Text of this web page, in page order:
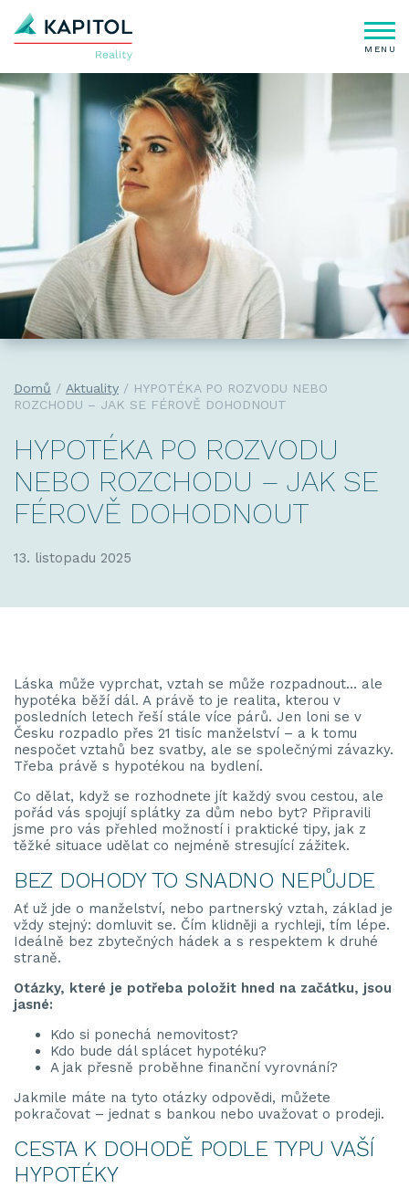
MENU
Domů Aktuality
HYPOTÉKA PO ROZVODU NEBO
ROZCHODU – JAK SE FÉROVĚ DOHODNOUT
HYPOTÉKA PO ROZVODU
NEBO ROZCHODU – JAK SE
FÉROVĚ DOHODNOUT
13. listopadu 2025
Láska může vyprchat, vztah se může rozpadnout… ale
hypotéka běží dál. A právě to je realita, kterou v
posledních letech řeší stále více párů. Jen loni se v
Česku rozpadlo přes 21 tisíc manželství – a k tomu
nespočet vztahů bez svatby, ale se společnými závazky.
Třeba právě s hypotékou na bydlení.
Co dělat, když se rozhodnete jít každý svou cestou, ale
pořád vás spojují splátky za dům nebo byt? Připravili
jsme pro vás přehled možností i praktické tipy, jak z
těžké situace udělat co nejméně stresující zážitek.
BEZ DOHODY TO SNADNO NEPŮJDE
Ať už jde o manželství, nebo partnerský vztah, základ je
vždy stejný: domluvit se. Čím klidněji a rychleji, tím lépe.
Ideálně bez zbytečných hádek a s respektem k druhé
straně.
Otázky, které je potřeba položit hned na začátku, jsou
jasné:
Kdo si ponechá nemovitost?
Kdo bude dál splácet hypotéku?
A jak přesně proběhne finanční vyrovnání?
Jakmile máte na tyto otázky odpovědi, můžete
pokračovat – jednat s bankou nebo uvažovat o prodeji.
CESTA K DOHODĚ PODLE TYPU VAŠÍ
HYPOTÉKY